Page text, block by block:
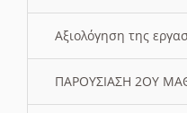
Αξιολόγηση της
ΠΑΡΟΥΣΙΑΣΗ 2ΟΥ